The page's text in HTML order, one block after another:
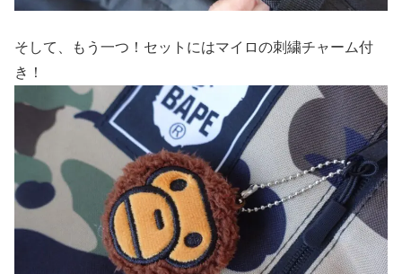
そして、もう一つ！セットにはマイロの刺繍チャーム付
き！